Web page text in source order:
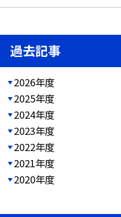
過去記事
2026年度
2025年度
2024年度
2023年度
2022年度
2021年度
2020年度